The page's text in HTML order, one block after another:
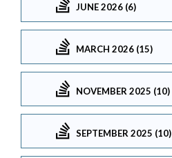
JUNE 2026 (6)
MARCH 2026 (15)
NOVEMBER 2025 (10)
SEPTEMBER 2025 (10)